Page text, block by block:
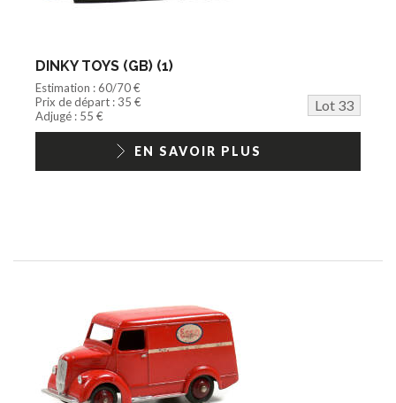
DINKY TOYS (GB) (1)
Estimation : 60/70 €
Prix de départ : 35 €
Lot 33
Adjugé : 55 €
EN SAVOIR PLUS